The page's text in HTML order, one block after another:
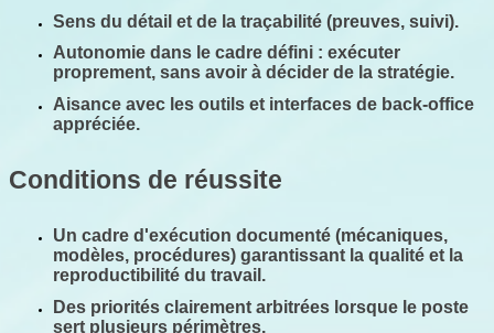
Sens du détail et de la traçabilité (preuves, suivi).
Autonomie dans le cadre défini : exécuter
proprement, sans avoir à décider de la stratégie.
Aisance avec les outils et interfaces de back-office
appréciée.
Conditions de réussite
Un cadre d'exécution documenté (mécaniques,
modèles, procédures) garantissant la qualité et la
reproductibilité du travail.
Des priorités clairement arbitrées lorsque le poste
sert plusieurs périmètres.